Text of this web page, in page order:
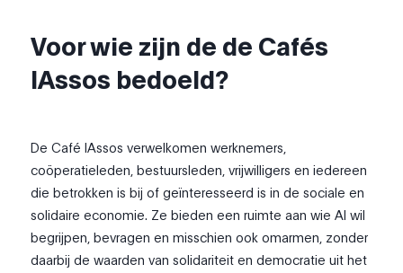
Voor wie zijn de de Cafés
IAssos bedoeld?
De Café IAssos verwelkomen werknemers,
coöperatieleden, bestuursleden, vrijwilligers en iedereen
die betrokken is bij of geïnteresseerd is in de sociale en
solidaire economie. Ze bieden een ruimte aan wie AI wil
begrijpen, bevragen en misschien ook omarmen, zonder
daarbij de waarden van solidariteit en democratie uit het